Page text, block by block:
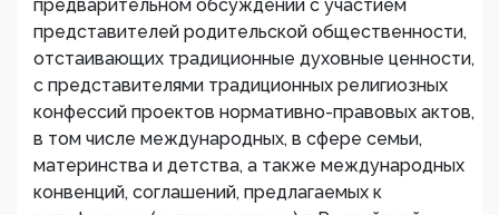
предварительном обсуждении с участием
представителей родительской общественности,
отстаивающих традиционные духовные ценности,
с представителями традиционных религиозных
конфессий проектов нормативно-правовых актов,
в том числе международных, в сфере семьи,
материнства и детства, а также международных
конвенций, соглашений, предлагаемых к